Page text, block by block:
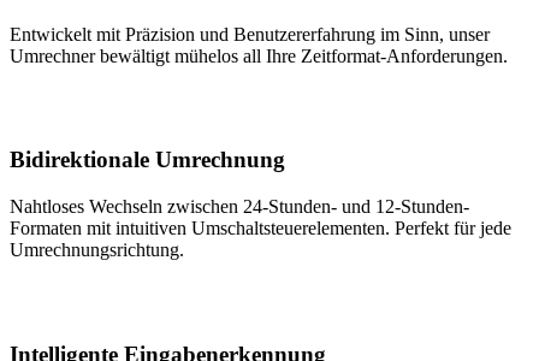
Entwickelt mit Präzision und Benutzererfahrung im Sinn, unser
Umrechner bewältigt mühelos all Ihre Zeitformat-Anforderungen.
Bidirektionale Umrechnung
Nahtloses Wechseln zwischen 24-Stunden- und 12-Stunden-
Formaten mit intuitiven Umschaltsteuerelementen. Perfekt für jede
Umrechnungsrichtung.
Intelligente Eingabenerkennung